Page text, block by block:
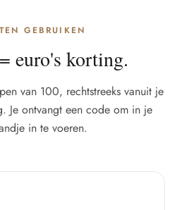
GEBRUIKEN
euro's korting.
van 100, rechtstreeks vanuit je
Je ontvangt een code om in je
in te voeren.